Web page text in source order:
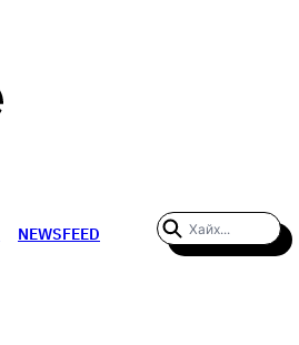
NEWSFEED